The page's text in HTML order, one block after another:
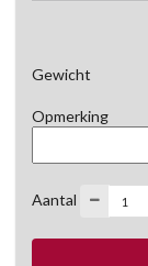
Gewicht
Opmerking
Aantal